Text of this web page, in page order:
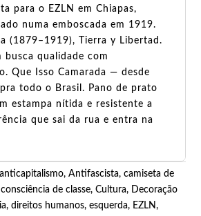
para o EZLN em Chiapas,
numa emboscada em 1919.
(1879–1919), Tierra y Libertad.
busca qualidade com
Que Isso Camarada — desde
todo o Brasil. Pano de prato
estampa nítida e resistente a
que sai da rua e entra na
anticapitalismo,Antifascista,camiseta de
consciência de classe,Cultura, Decoração
,direitos humanos,esquerda, EZLN,